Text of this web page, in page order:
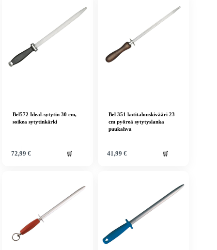
Bel572 Ideal-sytytin 30 cm,
soikea sytytinkärki
72,99 € 🛒
Bel 351 kotitalouskivääri 23
cm pyöreä sytytyslanka
puukahva
41,99 € 🛒